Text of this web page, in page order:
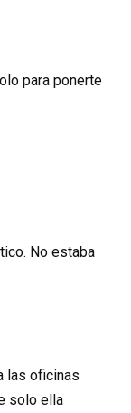
para ponerte
No estaba
las oficinas
solo ella